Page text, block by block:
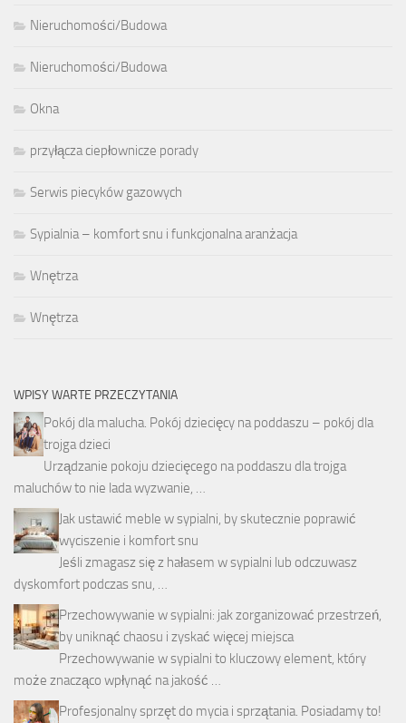
Nieruchomości/Budowa
Nieruchomości/Budowa
Okna
przyłącza ciepłownicze porady
Serwis piecyków gazowych
Sypialnia – komfort snu i funkcjonalna aranżacja
Wnętrza
Wnętrza
WPISY WARTE PRZECZYTANIA
Pokój dla malucha. Pokój dziecięcy na poddaszu – pokój dla
trojga dzieci
Urządzanie pokoju dziecięcego na poddaszu dla trojga
maluchów to nie lada wyzwanie, …
Jak ustawić meble w sypialni, by skutecznie poprawić
wyciszenie i komfort snu
Jeśli zmagasz się z hałasem w sypialni lub odczuwasz
dyskomfort podczas snu, …
Przechowywanie w sypialni: jak zorganizować przestrzeń,
by uniknąć chaosu i zyskać więcej miejsca
Przechowywanie w sypialni to kluczowy element, który
może znacząco wpłynąć na jakość …
Profesjonalny sprzęt do mycia i sprzątania. Posiadamy to!